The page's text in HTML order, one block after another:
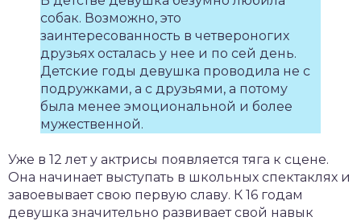
собак. Возможно, это
заинтересованность в четвероногих
друзьях осталась у нее и по сей день.
Детские годы девушка проводила не с
подружками, а с друзьями, а потому
была менее эмоциональной и более
мужественной.
Уже в 12 лет у актрисы появляется тяга к сцене.
Она начинает выступать в школьных спектаклях и
завоевывает свою первую славу. К 16 годам
девушка значительно развивает свой навык